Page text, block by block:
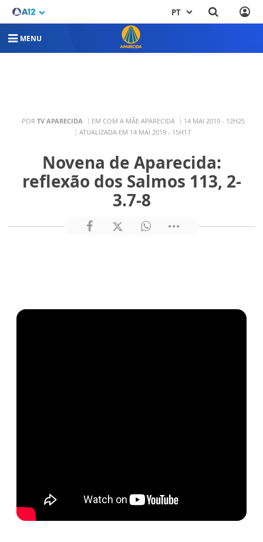
PT
MENU
POR TV APARECIDA EM COM A MÃE APARECIDA
14 MAI 2019 - 12H25
ATUALIZADA EM 14 MAI 2019 - 15H17
Novena de Aparecida:
reflexão dos Salmos 113, 2-
3.7-8